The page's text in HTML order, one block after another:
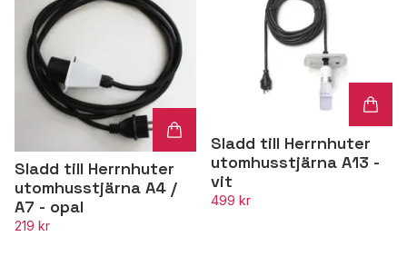
Sladd till Herrnhuter
utomhusstjärna A4 /
A7 - opal
219 kr
Sladd till Herrnhuter
utomhusstjärna A13 -
vit
499 kr